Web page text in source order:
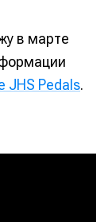
в марте
JHS Pedals.